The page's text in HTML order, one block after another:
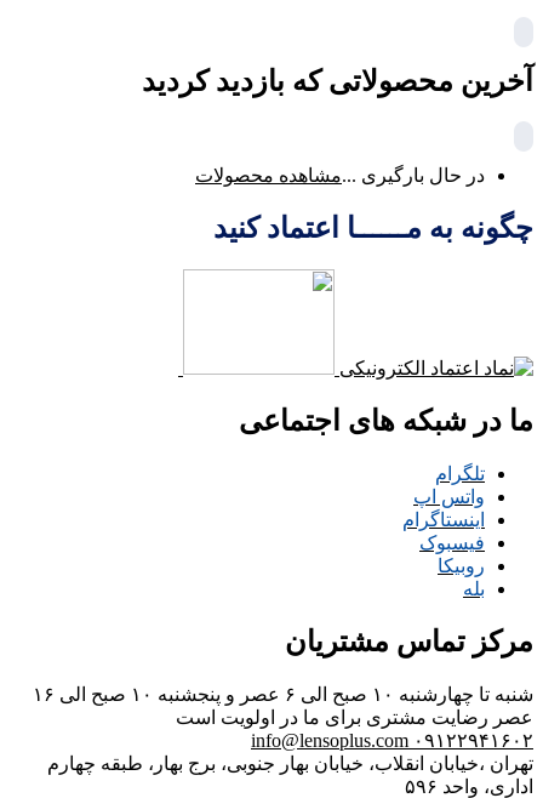
آخرین محصولاتی که بازدید کردید
در حال بارگیری ...مشاهده محصولات
چگونه به مــــــا اعتماد کنید
ما در شبکه های اجتماعی
تلگرام
واتس اپ
اینستاگرام
فیسبوک
روبیکا
بله
مرکز تماس مشتریان
شنبه تا چهارشنبه ۱۰ صبح الی ۶ عصر و پنجشنبه ۱۰ صبح الی ۱۶
عصر رضایت مشتری برای ما در اولویت است
۰۹۱۲۲۹۴۱۶۰۲ info@lensoplus.com
تهران ،خیابان انقلاب، خیابان بهار جنوبی، برج بهار، طبقه چهارم
اداری، واحد ۵۹۶